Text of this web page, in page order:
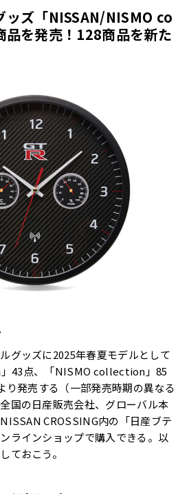
ッズ「NISSAN/NISMO co
を発売！128商品を新た
グッズに2025年春夏モデルとして
43点、「NISMO collection」85
り発売する（一部発売時期の異なる
国の日産販売会社、グローバル本
CROSSING内の「日産ブテ
ラインショップで購入できる。以
ておこう。